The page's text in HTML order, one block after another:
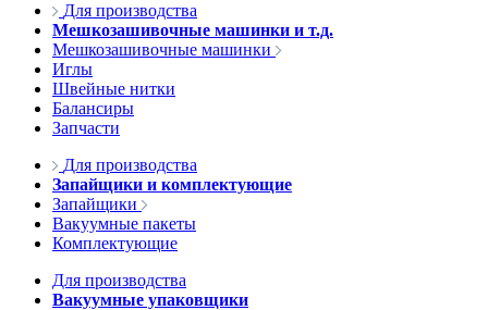
Для производства
Мешкозашивочные машинки и т.д.
Мешкозашивочные машинки
Иглы
Швейные нитки
Балансиры
Запчасти
Для производства
Запайщики и комплектующие
Запайщики
Вакуумные пакеты
Комплектующие
Для производства
Вакуумные упаковщики